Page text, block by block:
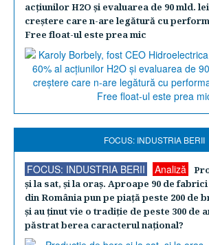
acţiunilor H2O şi evaluarea de 90 mld.
creştere care n-are legătură cu
Free float-ul este prea mic
FOCUS: INDUSTRIA BERII
FOCUS: INDUSTRIA BERII Analiză
şi la sat, şi la oraş. Aproape 90 de
din România pun pe piaţă peste 200 de
şi au ţinut vie o tradiţie de peste 300 de
păstrat berea caracterul naţional?